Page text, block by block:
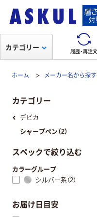
履歴・再注文
カテゴリー
ホーム メーカー名から探す-
カテゴリー
デビカ
シャープペン（2）
スペックで絞り込む
カラーグループ
シルバー系（2）
お届け日目安